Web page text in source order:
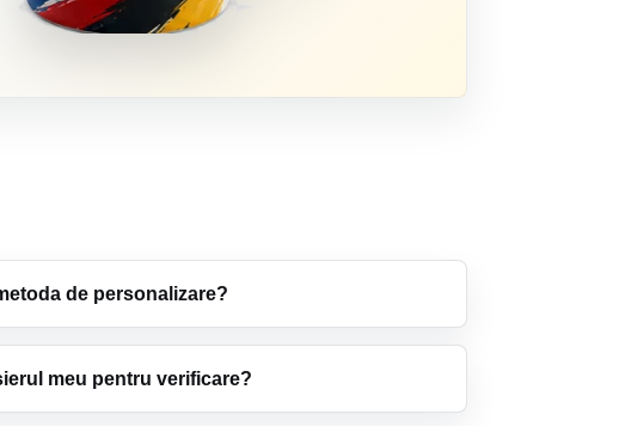
de personalizare?
meu pentru verificare?